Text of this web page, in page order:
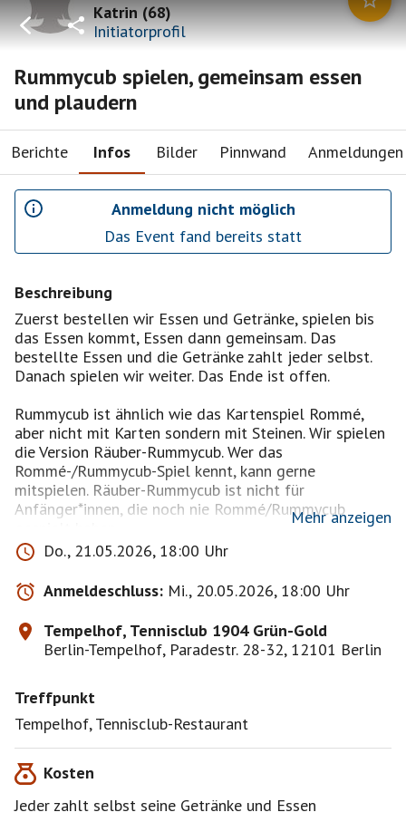
Katrin(68)
Initiatorprofil
Rummycub spielen, gemeinsam essen
und plaudern
Berichte Infos Bilder Pinnwand Anmeldungen
Anmeldung nicht möglich
Das Event fand bereits statt
Beschreibung
Zuerst bestellen wir Essen und Getränke, spielen bis
das Essen kommt, Essen dann gemeinsam. Das
bestellte Essen und die Getränke zahlt jeder selbst.
Danach spielen wir weiter. Das Ende ist offen.
Rummycub ist ähnlich wie das Kartenspiel Rommé,
aber nicht mit Karten sondern mit Steinen. Wir spielen
die Version Räuber-Rummycub. Wer das
Rommé-/Rummycub-Spiel kennt, kann gerne
mitspielen. Räuber-Rummycub ist nicht für
Anfänger*innen, die noch nie Rommé/Rummycub
Ich bitte dringend um pünktliches Kommen, da wir
gemeinsam mit dem Spielen beginnen möchten.
Bei schönem Wetter spielen und essen wir auf der
Terrasse.
gelten die aktuellen Regeln von Funkenflug. Dies ist
Mehr anzeigen
Do., 21.05.2026, 18:00 Uhr
Anmeldeschluss: Mi., 20.05.2026, 18:00 Uhr
Tempelhof, Tennisclub 1904 Grün-Gold
Berlin-Tempelhof, Paradestr. 28-32, 12101 Berlin
Treffpunkt
Tempelhof, Tennisclub-Restaurant
Kosten
Jeder zahlt selbst seine Getränke und Essen